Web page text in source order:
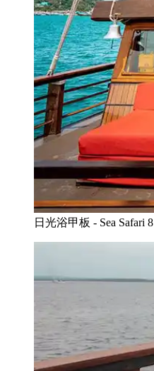
日光浴甲板 - Sea Safari 8